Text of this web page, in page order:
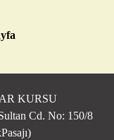
KURSU
Cd. No: 150/8